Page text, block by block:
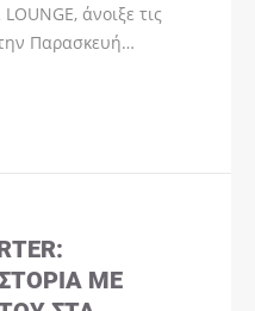
άνοιξε τις
Παρασκευή…
ΜΕ